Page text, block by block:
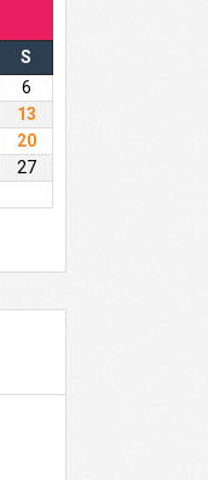
S
6
13
20
27